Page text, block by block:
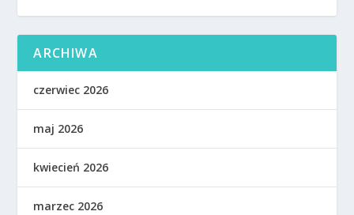
ARCHIWA
czerwiec 2026
maj 2026
kwiecień 2026
marzec 2026